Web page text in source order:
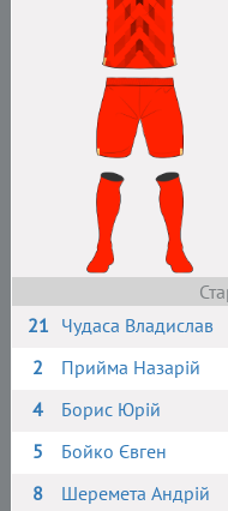
21 Чудаса Владислав
2
Прийма Назарій
4
Борис Юрій
5
Бойко Євген
8
Шеремета Андрій